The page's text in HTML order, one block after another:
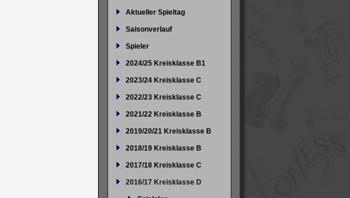
Aktueller Spieltag
Saisonverlauf
Spieler
2024/25 Kreisklasse B1
2023/24 Kreisklasse C
2022/23 Kreisklasse C
2021/22 Kreisklasse B
2019/20/21 Kreisklasse B
2018/19 Kreisklasse B
2017/18 Kreisklasse C
2016/17 Kreisklasse D